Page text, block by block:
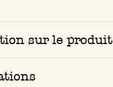
sur le produit